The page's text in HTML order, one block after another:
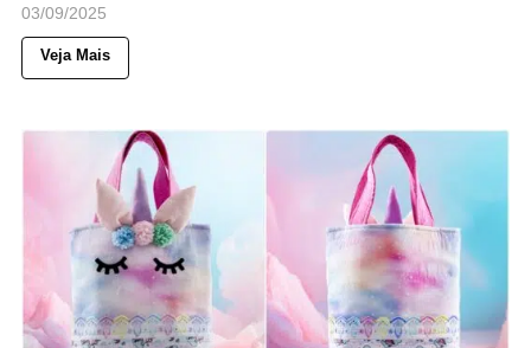
03/09/2025
Veja Mais